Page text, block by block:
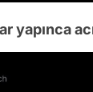
yapınca